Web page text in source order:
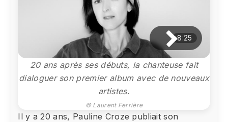
8:25
20 ans après ses débuts, la chanteuse fait
dialoguer son premier album avec de nouveaux
artistes.
© Laurent Ferrière
Il y a 20 ans, Pauline Croze publiait son